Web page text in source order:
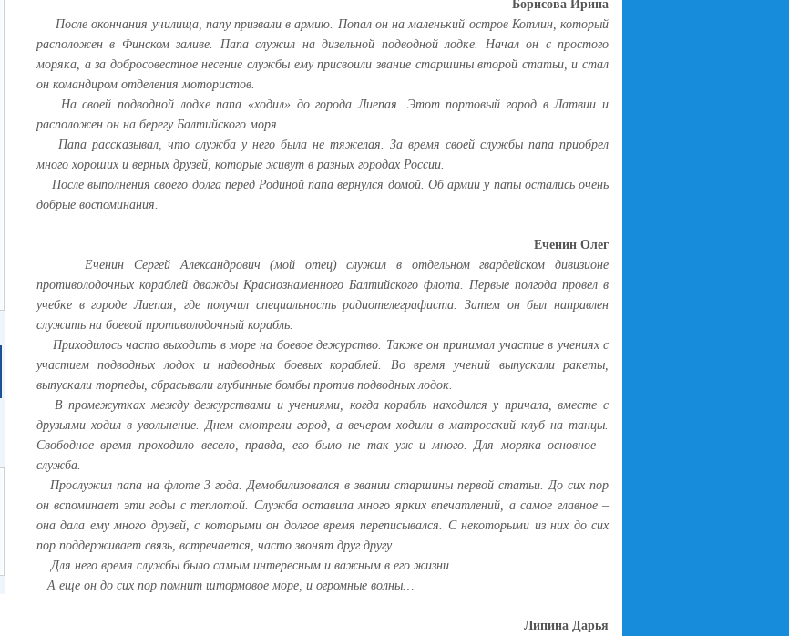
Борисова Ирина
После окончания училища, папу призвали в армию. Попал он на маленький остров Котлин, который
расположен в Финском заливе. Папа служил на дизельной подводной лодке. Начал он с простого
моряка, а за добросовестное несение службы ему присвоили звание старшины второй статьи, и стал
он командиром отделения мотористов.
На своей подводной лодке папа «ходил» до города Лиепая. Этот портовый город в Латвии и
расположен он на берегу Балтийского моря.
Папа рассказывал, что служба у него была не тяжелая. За время своей службы папа приобрел
много хороших и верных друзей, которые живут в разных городах России.
После выполнения своего долга перед Родиной папа вернулся домой. Об армии у папы остались очень
добрые воспоминания.
Еченин Олег
Еченин Сергей Александрович (мой отец) служил в отдельном гвардейском дивизионе
противолодочных кораблей дважды Краснознаменного Балтийского флота. Первые полгода провел в
учебке в городе Лиепая, где получил специальность радиотелеграфиста. Затем он был направлен
служить на боевой противолодочный корабль.
Приходилось часто выходить в море на боевое дежурство. Также он принимал участие в учениях с
участием подводных лодок и надводных боевых кораблей. Во время учений выпускали ракеты,
выпускали торпеды, сбрасывали глубинные бомбы против подводных лодок.
В промежутках между дежурствами и учениями, когда корабль находился у причала, вместе с
друзьями ходил в увольнение. Днем смотрели город, а вечером ходили в матросский клуб на танцы.
Свободное время проходило весело, правда, его было не так уж и много. Для моряка основное –
служба.
Прослужил папа на флоте 3 года. Демобилизовался в звании старшины первой статьи. До сих пор
он вспоминает эти годы с теплотой. Служба оставила много ярких впечатлений, а самое главное –
она дала ему много друзей, с которыми он долгое время переписывался. С некоторыми из них до сих
пор поддерживает связь, встречается, часто звонят друг другу.
Для него время службы было самым интересным и важным в его жизни.
А еще он до сих пор помнит штормовое море, и огромные волны…
Липина Дарья
«ЛЕТО В ДВИЖЕНИИ»
28.08.2024
администрации Мокшанского района
Пензенской области
ПРИГЛАШАЕМ НА МИТИНГ,
ПОСВЯЩЕННЫМ ДНЮ
СОЛИДАРНОСТИ В БОРЬБЕ С
Управление образованием
администрации Мокшанского района
ОДИН ДЕНЬ В ЛЕСУ.